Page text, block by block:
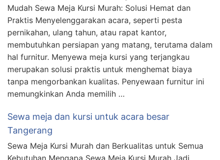
Mudah Sewa Meja Kursi Murah: Solusi Hemat dan
Praktis Menyelenggarakan acara, seperti pesta
pernikahan, ulang tahun, atau rapat kantor,
membutuhkan persiapan yang matang, terutama dalam
hal furnitur. Menyewa meja kursi yang terjangkau
merupakan solusi praktis untuk menghemat biaya
tanpa mengorbankan kualitas. Penyewaan furnitur ini
memungkinkan Anda memilih …
Sewa meja dan kursi untuk acara besar
Tangerang
Sewa Meja Kursi Murah dan Berkualitas untuk Semua
Kebutuhan Mengapa Sewa Meja Kursi Murah Jadi